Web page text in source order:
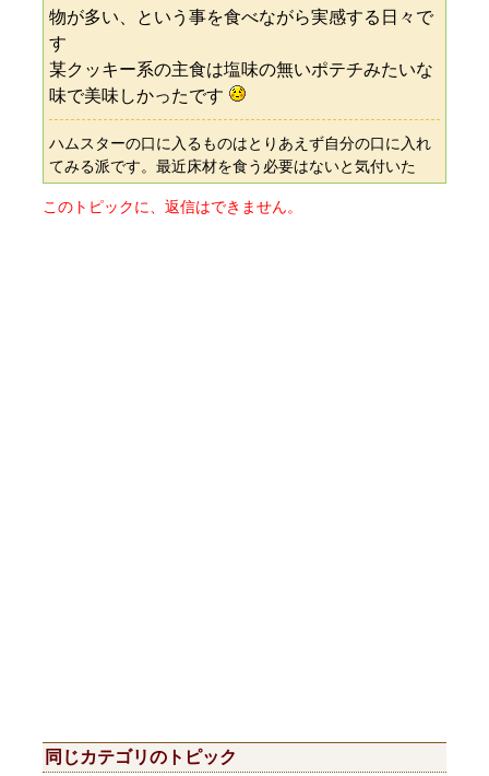
物が多い、という事を食べながら実感する日々で
す
某クッキー系の主食は塩味の無いポテチみたいな
味で美味しかったです
ハムスターの口に入るものはとりあえず自分の口に入れ
てみる派です。最近床材を食う必要はないと気付いた
このトピックに、返信はできません。
同じカテゴリのトピック